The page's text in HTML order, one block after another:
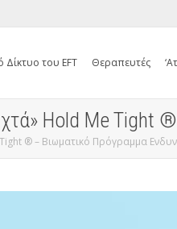
Δίκτυο του EFT Θεραπευτές
Hold Me Tight
® – Βιωματικό Πρόγραμμα